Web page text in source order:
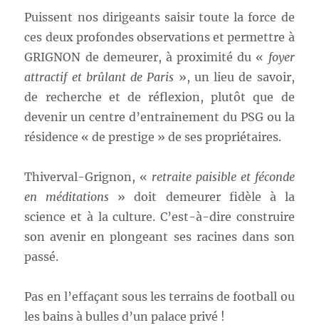
Puissent nos dirigeants saisir toute la force de
ces deux profondes observations et permettre à
GRIGNON de demeurer, à proximité du « foyer
attractif et brûlant de Paris », un lieu de savoir,
de recherche et de réflexion, plutôt que de
devenir un centre d’entrainement du PSG ou la
résidence « de prestige » de ses propriétaires.
Thiverval-Grignon, « retraite paisible et féconde
en méditations » doit demeurer fidèle à la
science et à la culture. C’est-à-dire construire
son avenir en plongeant ses racines dans son
passé.
Pas en l’effaçant sous les terrains de football ou
les bains à bulles d’un palace privé !